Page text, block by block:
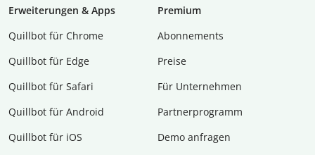
Erweiterungen & Apps
Quillbot für Chrome
Quillbot für Edge
Quillbot für Safari
Quillbot für Android
Quillbot für iOS
Premium
Abon­ne­ments
Preise
Für Unternehmen
Partnerprogramm
Demo anfragen